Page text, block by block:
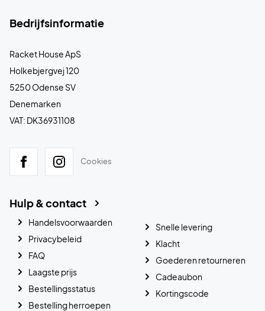
Bedrijfsinformatie
Racket House ApS
Holkebjergvej 120
5250 Odense SV
Denemarken
VAT: DK36931108
Cookies
Hulp & contact
Handelsvoorwaarden
Privacybeleid
FAQ
Laagste prijs
Bestellingsstatus
Bestelling herroepen
Snelle levering
Klacht
Goederen retourneren
Cadeaubon
Kortingscode